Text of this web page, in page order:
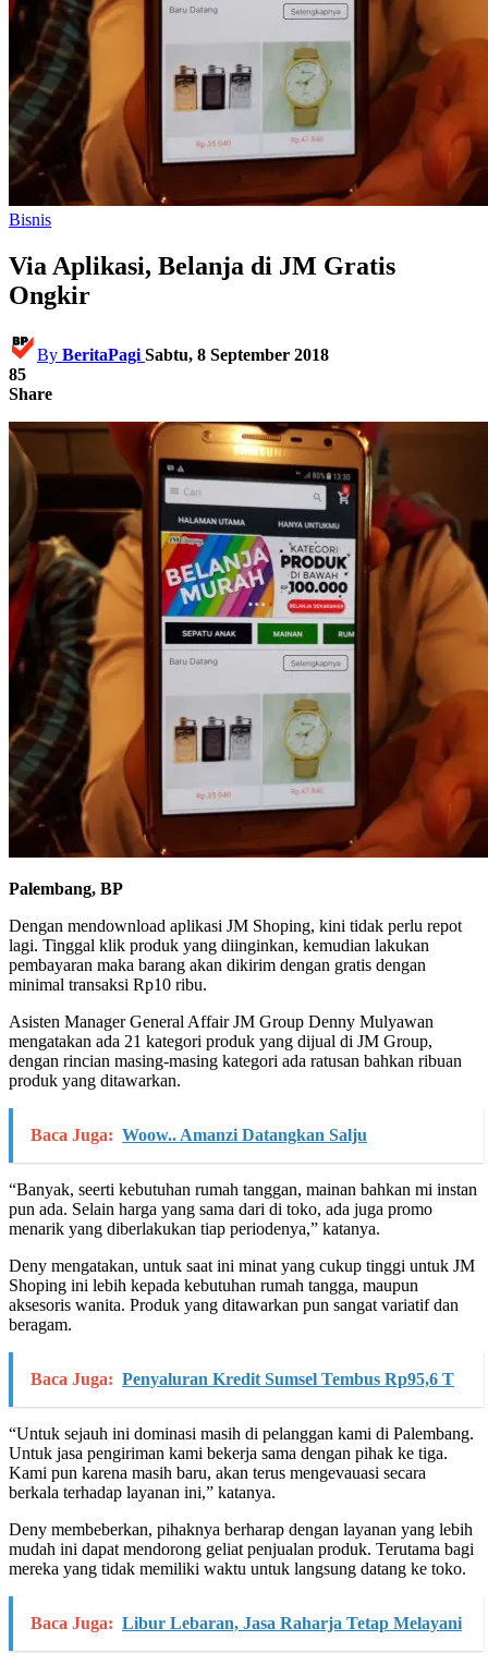
Bisnis
Via Aplikasi, Belanja di JM Gratis
Ongkir
By BeritaPagi Sabtu, 8 September 2018
85
Share
Palembang, BP
Dengan mendownload aplikasi JM Shoping, kini tidak perlu repot
lagi. Tinggal klik produk yang diinginkan, kemudian lakukan
pembayaran maka barang akan dikirim dengan gratis dengan
minimal transaksi Rp10 ribu.
Asisten Manager General Affair JM Group Denny Mulyawan
mengatakan ada 21 kategori produk yang dijual di JM Group,
dengan rincian masing-masing kategori ada ratusan bahkan ribuan
produk yang ditawarkan.
Baca Juga: Woow.. Amanzi Datangkan Salju
“Banyak, seerti kebutuhan rumah tanggan, mainan bahkan mi instan
pun ada. Selain harga yang sama dari di toko, ada juga promo
menarik yang diberlakukan tiap periodenya,” katanya.
Deny mengatakan, untuk saat ini minat yang cukup tinggi untuk JM
Shoping ini lebih kepada kebutuhan rumah tangga, maupun
aksesoris wanita. Produk yang ditawarkan pun sangat variatif dan
beragam.
Baca Juga: Penyaluran Kredit Sumsel Tembus Rp95,6 T
“Untuk sejauh ini dominasi masih di pelanggan kami di Palembang.
Untuk jasa pengiriman kami bekerja sama dengan pihak ke tiga.
Kami pun karena masih baru, akan terus mengevauasi secara
berkala terhadap layanan ini,” katanya.
Deny membeberkan, pihaknya berharap dengan layanan yang lebih
mudah ini dapat mendorong geliat penjualan produk. Terutama bagi
mereka yang tidak memiliki waktu untuk langsung datang ke toko.
Baca Juga: Libur Lebaran, Jasa Raharja Tetap Melayani